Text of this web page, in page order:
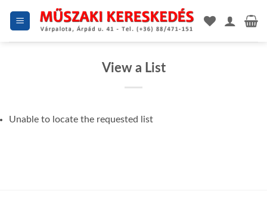
View a List
Unable to locate the requested list